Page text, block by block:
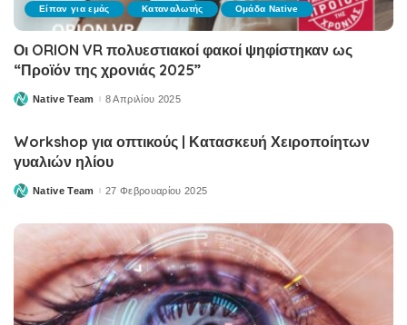
Είπαν για εμάς Καταναλωτής Ομάδα Native
Οι ORION VR πολυεστιακοί φακοί ψηφίστηκαν ως
“Προϊόν της χρονιάς 2025”
PostedNative Team 8 Απριλίου 2025
Workshop για οπτικούς | Κατασκευή Χειροποίητων
γυαλιών ηλίου
PostedNative Team 27 Φεβρουαρίου 2025